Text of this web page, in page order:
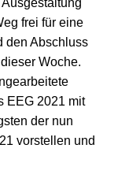
zum
frei für eine
den Abschluss
Woche.
EEG 2021 mit
der nun
vorstellen und